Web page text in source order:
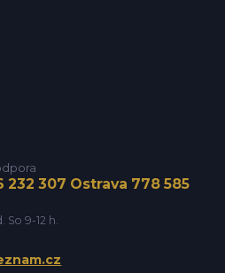
232 307 Ostrava 778 585
So 9-12 h.